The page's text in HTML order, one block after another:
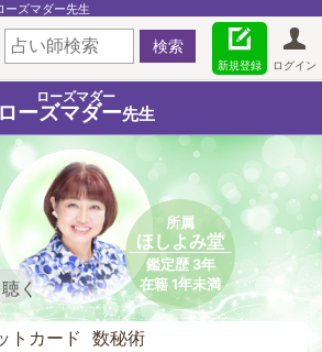
ーズマダー先生
ログイン
新規登録
ローズマダー
ローズマダー先生
所属
ほしよみ堂
鑑定歴 3年
在籍 1年未満
く
トカード 数秘術